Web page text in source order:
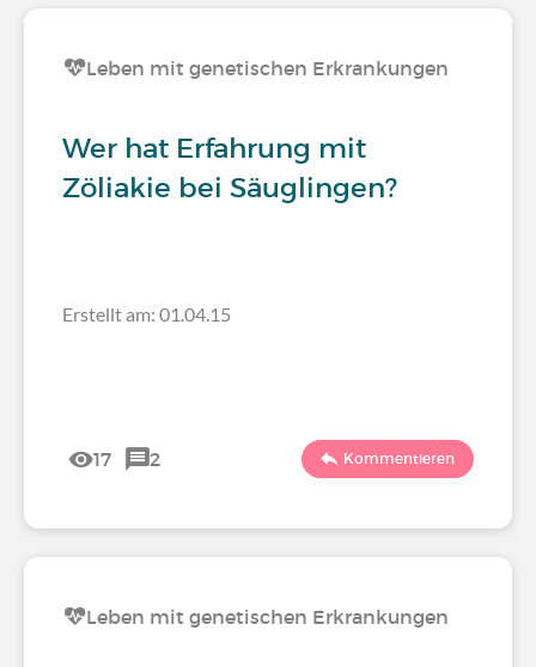
Leben mit genetischen Erkrankungen
Wer hat Erfahrung mit
Zöliakie bei Säuglingen?
Erstellt am: 01.04.15
17 2 Kommentieren
Leben mit genetischen Erkrankungen